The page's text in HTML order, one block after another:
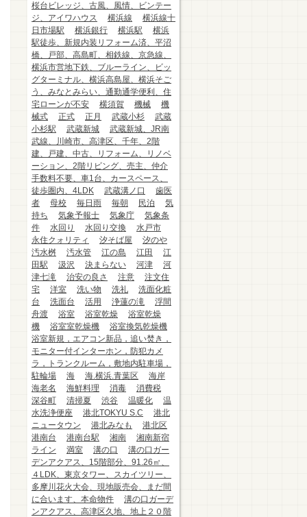
桜台ビレッジ、古風、風情、ビンテー
ジ、アイワハウス
横浜線
横浜線十
日市場駅
横浜銀行 横浜駅
横浜
駅徒歩、新規内装リフォーム済、平沼
橋、戸部、高島町、相鉄線、京急線、
横浜市営地下鉄、ブルーライン、ビッ
グターミナル、横浜高島屋、横浜そご
う、みなとみらい、通勤通学便利、住
宅ローンが不安
横須賀 機械
機
械式
正式 正月 武蔵小杉
武蔵
小杉駅
武蔵新城
武蔵新城、JR南
武線、川崎市、高津区、千年、2階
建、戸建、中古、リフォーム、リノベ
ーション、2階リビング、売主、仲介
手数料不要、車1台、カースペース、
徒歩圏内、4LDK
武蔵溝ノ口
歯医
者
母校 毎日雨 毎朝 民泊
気
持ち
気象予報士 気象庁
気象条
件
水回り 水回り交換
水戸市
永住クォリティ
汐そば屋
汐のや
汚水桝
汚水管 江の島 江田
江
田駅
汲沢 決まらない 河津
河
津七滝
治安の良さ 注意
注文住
宅
洋室 洗い物 洗礼
洗面化粧
台
洗面台 活用 浄蓮の滝
浮間
舟渡
浴室 浴室乾燥
浴室乾燥
機
浴室室乾燥機
浴室換気乾燥機
浴室新規，エアコン新品，追い焚き，
モニター付インターホン，防犯カメ
ラ，トランクルーム，敷地内駐車場，
駐輪場
海 海.横浜.青葉区
海岸
海老名
海鮮料理 消毒
消費税
深谷町
清掃夏 渋谷 温暖化
温
水洗浄便座
港北TOKYU S.C
港北
ニュータウン
港北みなも
港北区
港南台
港南台駅 湘南
湘南新宿
ライン
満室 溝の口
溝の口ガー
デンアクアス、15階部分、91.26㎡、
４LDK、東京タワー、スカイツリー、
多摩川花火大会、現地販売会、まだ間
に合います、本命物件
溝の口ガーデ
ンアクアス、高津区久地、地上２０階